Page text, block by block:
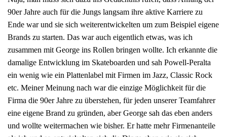
90er Jahre auch für die Jungs langsam ihre aktive Karriere zu
Ende war und sie sich weiterentwickelten um zum Beispiel eigene
Brands zu starten. Das war auch eigentlich etwas, was ich
zusammen mit George ins Rollen bringen wollte. Ich erkannte die
damalige Entwicklung im Skateboarden und sah Powell-Peralta
ein wenig wie ein Plattenlabel mit Firmen im Jazz, Classic Rock
etc. Meiner Meinung nach war die einzige Möglichkeit für die
Firma die 90er Jahre zu überstehen, für jeden unserer Teamfahrer
eine eigene Brand zu gründen, aber George sah das eben anders
und wollte weitermachen wie bisher. Er hatte mehr Firmenanteile